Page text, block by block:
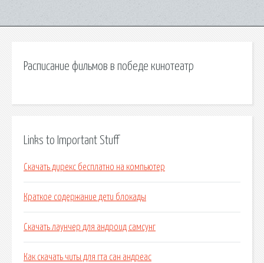
Расписание фильмов в победе кинотеатр
Links to Important Stuff
Скачать дирекс бесплатно на компьютер
Краткое содержание дети блокады
Скачать лаунчер для андроид самсунг
Как скачать читы для гта сан андреас